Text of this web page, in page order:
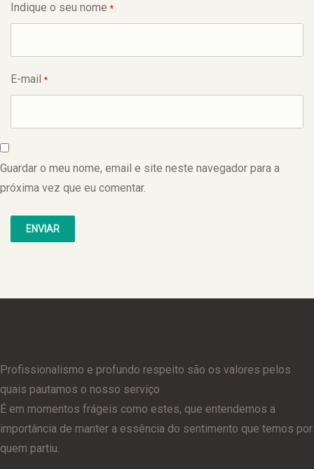
Indique o seu nome *
E-mail *
Guardar o meu nome, email e site neste navegador para a
próxima vez que eu comentar.
Profissionalismo e profundo respeito são os valores pelos
quais pautamos o nosso serviço
É em momentos frágeis como estes, que entendemos a
importância de manter a essência do sentimento que temos por
quem partiu.